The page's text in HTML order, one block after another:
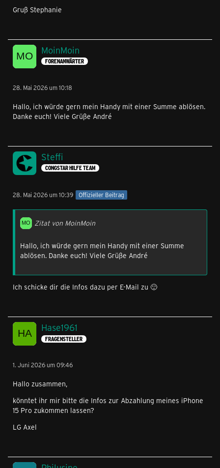
Gruß Stephanie
MoinMoin
FORENANWÄRTER
28. Mai 2026 um 10:18
Hallo, ich würde gern mein Handy mit einer Summe ablösen.
Danke euch! Viele Grüße André
Steffi
CONGSTAR HILFE TEAM
28. Mai 2026 um 10:39 Offizieller Beitrag
Zitat von MoinMoin
Hallo, ich würde gern mein Handy mit einer Summe
ablösen. Danke euch! Viele Grüße André
Ich schicke dir die Infos dazu per E-Mail zu 🙂
Hase1961
FRAGENSTELLER
1. Juni 2026 um 09:46
Hallo zusammen,
könntet ihr mir bitte die Infos zur Abzahlung meines iPhone
15 Pro zukommen lassen?
LG Axel